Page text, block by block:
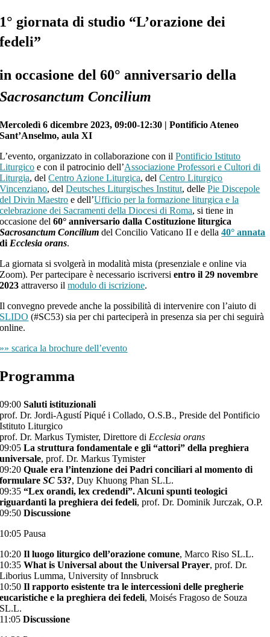
1° giornata di studio “L’orazione dei
fedeli”
in occasione del 60° anniversario della
Sacrosanctum Concilium
Mercoledì 6 dicembre 2023, 09:00-12:30 | Pontificio Ateneo
Sant’Anselmo, aula XI
L’evento, organizzato in collaborazione con ilPontificio Istituto
Liturgico e con il patrocinio dell’Associazione Professori e Cultori di
Liturgia, delCentro Azione Liturgica, delCentro Liturgico
Vincenziano, delDeutsches Liturgisches Institut, dellePie Discepole
del Divin Maestro e dell’Ufficio per la formazione liturgica e la
celebrazione dei Sacramenti della Diocesi di Roma, si tiene in
occasione del60° anniversario dalla Costituzione liturgica
Sacrosanctum Concilium del Concilio Vaticano II e della40° annata
di Ecclesia orans.
La giornata si svolgerà in modalità mista (presenziale e online via
Zoom). Per partecipare è necessario iscriversientro il 29 novembre
2023 attraverso ilmodulo di iscrizione.
Il convegno prevede anche la possibilità di intervenire con l’aiuto di
SLIDO (#SC53) sia per chi parteciperà in presenza sia per chi seguirà
online.
»» scarica la brochure dell’evento
Programma
09:00 Saluti istituzionali
prof. Dr. Jordi-Agustí Piqué i Collado, O.S.B., Preside del Pontificio
Istituto Liturgico
prof. Dr. Markus Tymister, Direttore di Ecclesia orans
09:05 La struttura fondamentale e gli “attori” della preghiera
universale, prof. Dr. Markus Tymister
09:20 Quale era l’intenzione dei Padri conciliari al momento di
formulareSC 53?, Duy Khuong Phan SL.L.
09:35 “Lex orandi, lex credendi”. Alcuni spunti teologici
riguardanti la preghiera dei fedeli, prof. Dr. Dominik Jurczak, O.P.
09:50 Discussione
10:05 Pausa
10:20 Il luogo liturgico dell’orazione comune, Marco Riso SL.L.
10:35 What is Universal about the Universal Prayer, prof. Dr.
Liborius Lumma, University of Innsbruck
10:50 Il rapporto esistente tra le intercessioni delle pregherie
eucaristiche e la preghiera dei fedeli, Moisés Fragoso de Souza
SL.L.
11:05 Discussione